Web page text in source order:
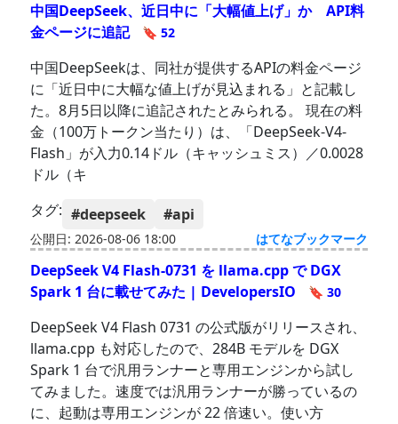
中国DeepSeek、近日中に「大幅値上げ」か API料
金ページに追記
🔖 52
中国DeepSeekは、同社が提供するAPIの料金ページ
に「近日中に大幅な値上げが見込まれる」と記載し
た。8月5日以降に追記されたとみられる。 現在の料
金（100万トークン当たり）は、「DeepSeek-V4-
Flash」が入力0.14ドル（キャッシュミス）／0.0028
ドル（キ
タグ: #deepseek #api
公開日: 2026-08-06 18:00 はてなブックマーク
DeepSeek V4 Flash-0731 を llama.cpp で DGX
Spark 1 台に載せてみた | DevelopersIO
🔖 30
DeepSeek V4 Flash 0731 の公式版がリリースされ、
llama.cpp も対応したので、284B モデルを DGX
Spark 1 台で汎用ランナーと専用エンジンから試し
てみました。速度では汎用ランナーが勝っているの
に、起動は専用エンジンが 22 倍速い。使い方